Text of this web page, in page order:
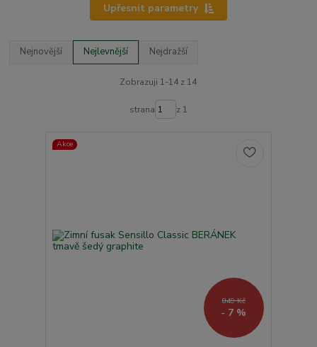
Upřesnit parametry
Nejnovější Nejlevnější Nejdražší
Zobrazuji 1-14 z 14
strana z 1
Akce
849 Kč
- 7 %